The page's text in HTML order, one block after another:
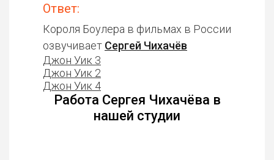
Ответ:
Короля Боулера в фильмах в России
озвучивает Сергей Чихачёв
Джон Уик 3
Джон Уик 2
Джон Уик 4
Работа Сергея Чихачёва в
нашей студии